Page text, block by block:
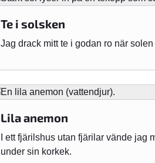
Te i solsken
Jag drack mitt te i godan ro när
Lila anemon
I ett fjärilshus utan fjärilar vände
under sin korkek.